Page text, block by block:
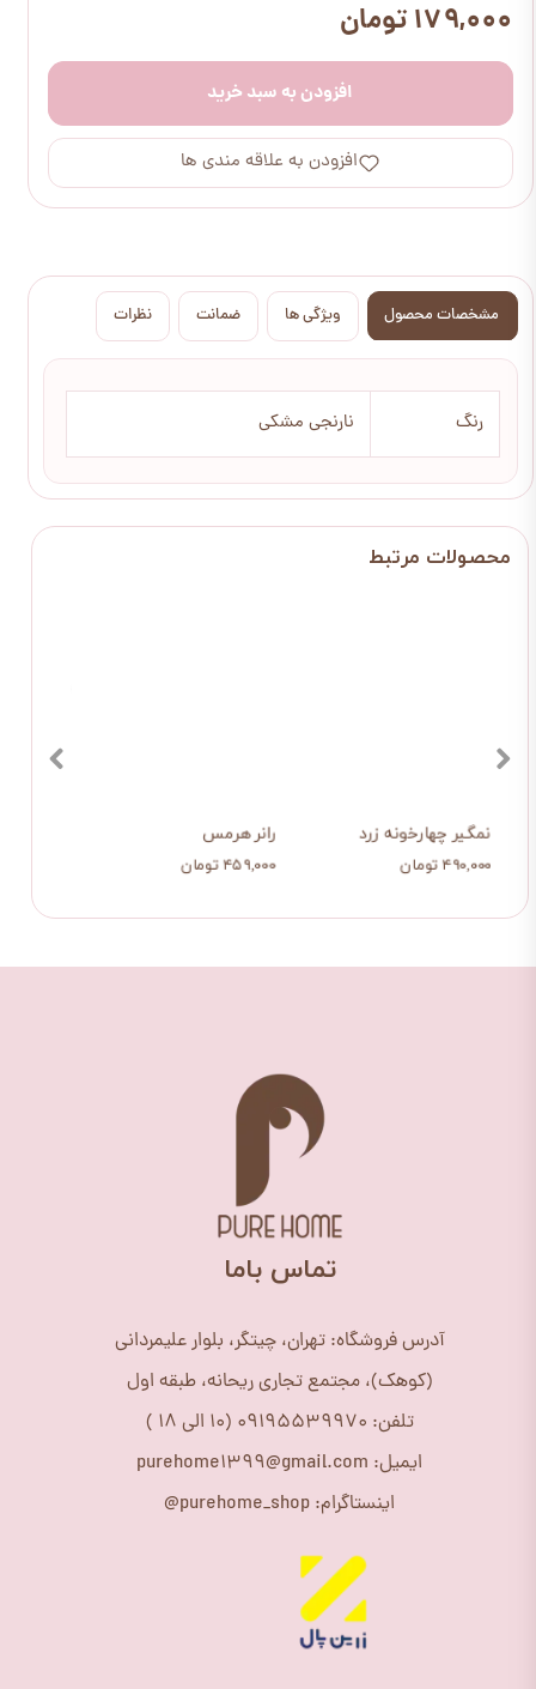
۱۷۹,۰۰۰ تومان
افزودن به سبد خرید
افزودن به علاقه مندی ها
مشخصات محصول ویژگی ها ضمانت نظرات
رنگ نارنجی مشکی
رانر هرمس
۴۵۹,۰۰۰ تومان
نمگیر چهارخونه زرد
۴۹۰,۰۰۰ تومان
​تماس باما
آدرس فروشگاه: تهران، چیتگر، بلوار علیمردانی
(کوهک)، مجتمع تجاری ریحانه، طبقه اول
تلفن: 09195539970 (10 الی 18 )
ایمیل: purehome1399@gmail.com
اینستاگرام: purehome_shop@